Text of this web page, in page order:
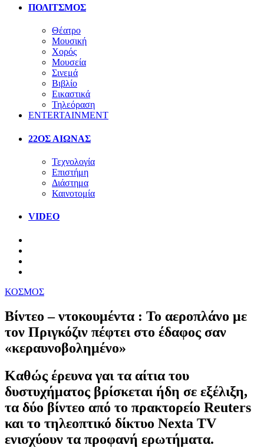
ΠΟΛΙΤΣΜΟΣ
Θέατρο
Μουσική
Χορός
Μουσεία
Σινεμά
Βιβλίο
Εικαστικά
Τηλεόραση
ENTERTAINMENT
22ΟΣ ΑΙΩΝΑΣ
Τεχνολογία
Επιστήμη
Διάστημα
Καινοτομία
VIDEO
ΚΟΣΜΟΣ
Bίντεο – ντοκουμέντα : Το αεροπλάνο με
τον Πριγκόζιν πέφτει στο έδαφος σαν
«κεραυνοβολημένο»
Καθώς έρευνα γαι τα αίτια του
δυστυχήματος βρίσκεται ήδη σε εξέλιξη,
τα δύο βίντεο από το πρακτορείο Reuters
και το τηλεοπτικό δίκτυο Nexta TV
ενισχύουν τα προφανή ερωτήματα.